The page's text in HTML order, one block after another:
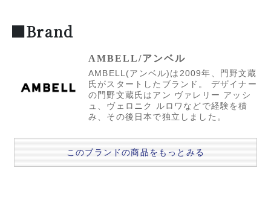
■Brand
AMBELL/アンベル
AMBELL(アンベル)は2009年、門野文蔵
氏がスタートしたブランド。 デザイナー
の門野文蔵氏はアン ヴァレリー アッシ
ュ、ヴェロニク ルロワなどで経験を積
み、その後日本で独立しました。
このブランドの商品をもっとみる